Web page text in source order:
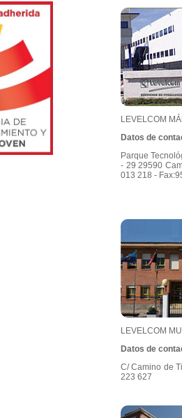
LEVELCOM
Datos de
Parque
- 29 29590
013 218 -
LEVELCOM
Datos de
C/ Camino de
223 627